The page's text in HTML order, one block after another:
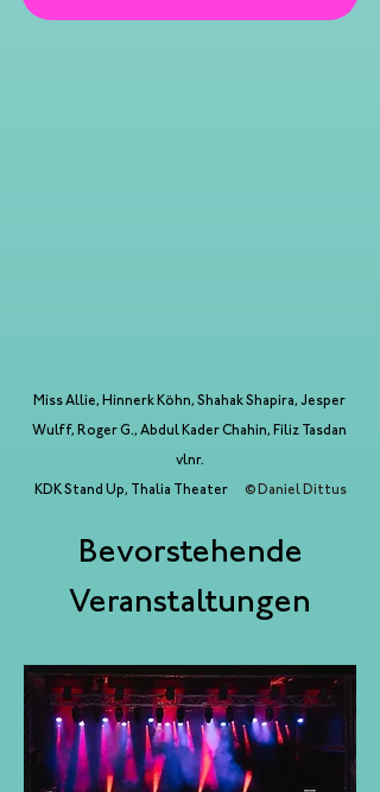
Miss Allie, Hinnerk Köhn, Shahak Shapira, Jesper
Wulff, Roger G., Abdul Kader Chahin, Filiz Tasdan
vlnr.
KDK Stand Up, Thalia Theater © Daniel Dittus
Bevorstehende
Veranstaltungen